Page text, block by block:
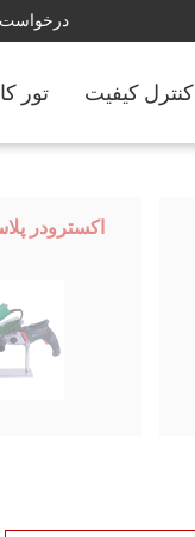
تور کنترل کیفیت
اکسترودر